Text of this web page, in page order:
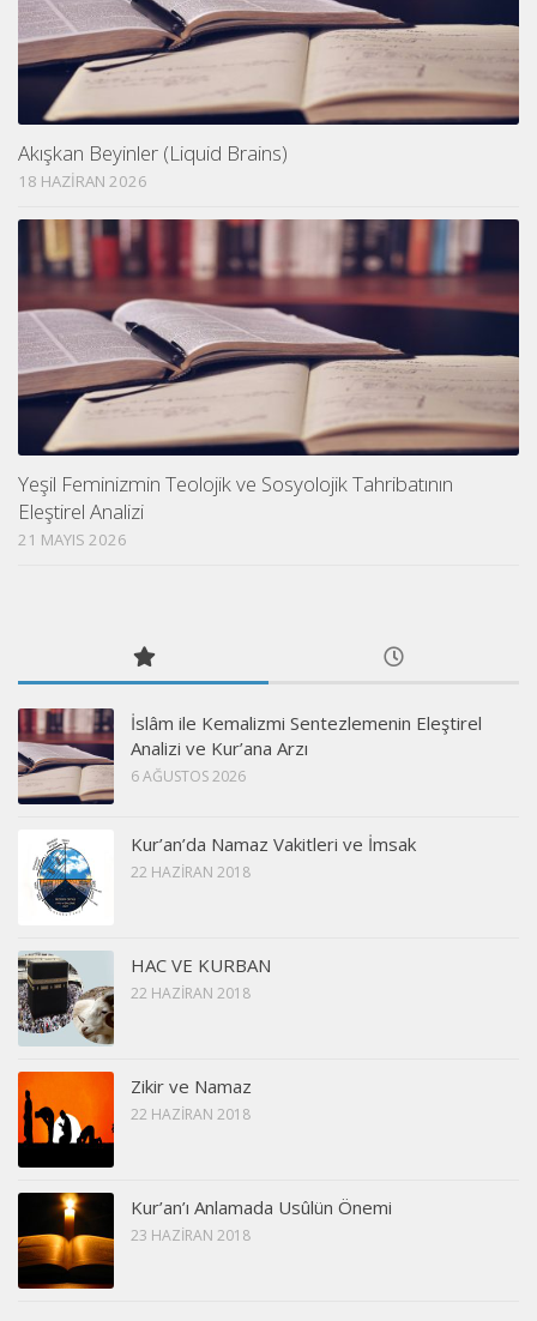
Akışkan Beyinler (Liquid Brains)
18 HAZIRAN 2026
Yeşil Feminizmin Teolojik ve Sosyolojik Tahribatının
Eleştirel Analizi
21 MAYIS 2026
İslâm ile Kemalizmi Sentezlemenin Eleştirel
Analizi ve Kur’ana Arzı
6 AĞUSTOS 2026
Kur’an’da Namaz Vakitleri ve İmsak
22 HAZIRAN 2018
HAC VE KURBAN
22 HAZIRAN 2018
Zikir ve Namaz
22 HAZIRAN 2018
Kur’an’ı Anlamada Usûlün Önemi
23 HAZIRAN 2018